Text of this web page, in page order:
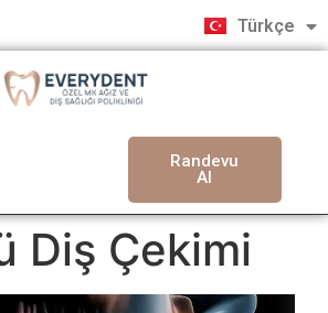
Türkçe
Deutsch
Randevu
Al
Diş Çekimi